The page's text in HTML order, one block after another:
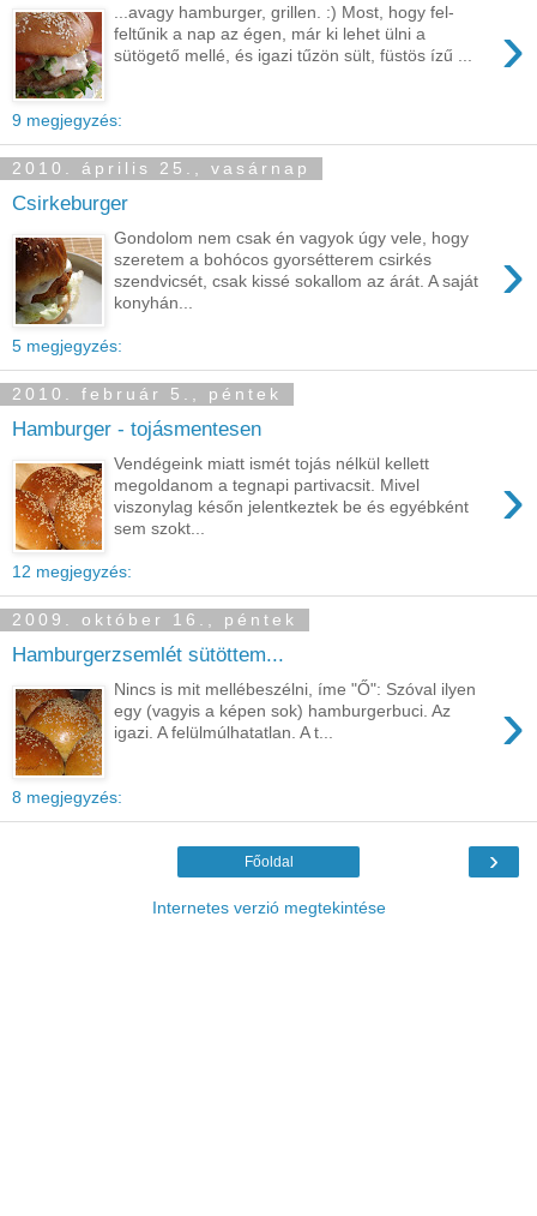
›
...avagy hamburger, grillen. :) Most, hogy fel-
feltűnik a nap az égen, már ki lehet ülni a
sütögető mellé, és igazi tűzön sült, füstös ízű ...
9 megjegyzés:
2010. április 25., vasárnap
Csirkeburger
›
Gondolom nem csak én vagyok úgy vele, hogy
szeretem a bohócos gyorsétterem csirkés
szendvicsét, csak kissé sokallom az árát. A saját
konyhán...
5 megjegyzés:
2010. február 5., péntek
Hamburger - tojásmentesen
›
Vendégeink miatt ismét tojás nélkül kellett
megoldanom a tegnapi partivacsit. Mivel
viszonylag későn jelentkeztek be és egyébként
sem szokt...
12 megjegyzés:
2009. október 16., péntek
Hamburgerzsemlét sütöttem...
›
Nincs is mit mellébeszélni, íme "Ő": Szóval ilyen
egy (vagyis a képen sok) hamburgerbuci. Az
igazi. A felülmúlhatatlan. A t...
8 megjegyzés:
›
Főoldal
Internetes verzió megtekintése